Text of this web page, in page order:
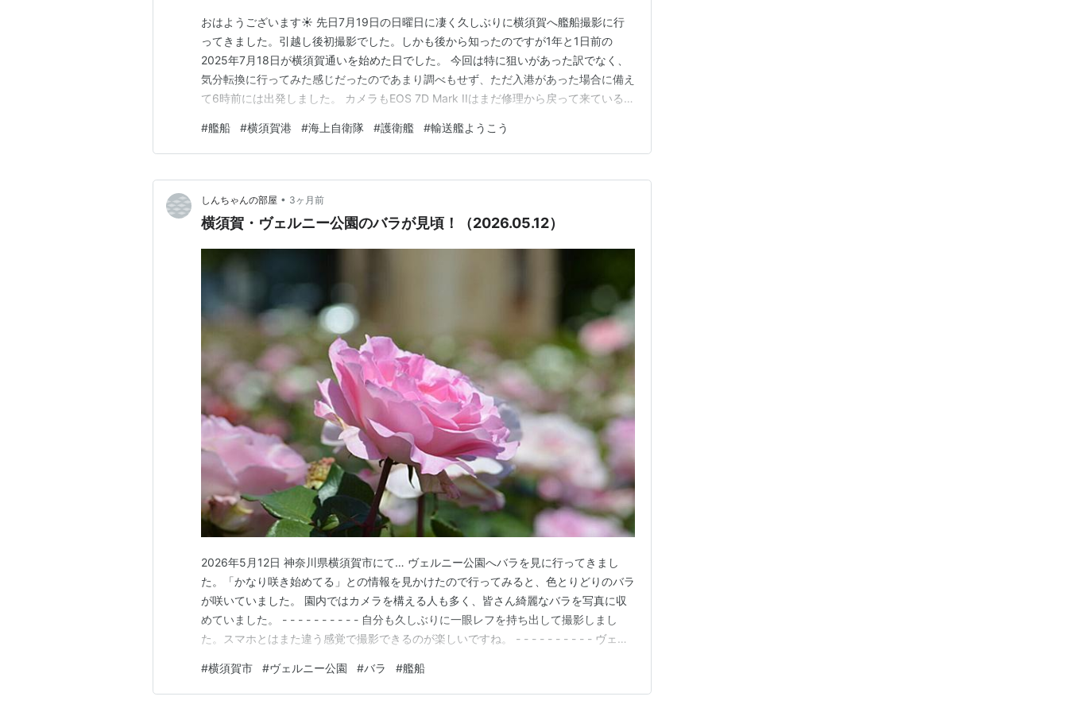
おはようございます☀️ 先日7月19日の日曜日に凄く久しぶりに横須賀へ艦船撮影に行
ってきました。引越し後初撮影でした。しかも後から知ったのですが1年と1日前の
2025年7月18日が横須賀通いを始めた日でした。 今回は特に狙いがあった訳でなく、
気分転換に行ってみた感じだったのであまり調べもせず、ただ入港があった場合に備え
て6時前には出発しました。 カメラもEOS 7D Mark IIはまだ修理から戻って来ているも
後からいきなり動きがありました♫ 海上自衛隊 哨戒防備群 第1哨戒防備隊 (横須賀)も
がみ型 多機能護衛艦…
#艦船 #横須賀港 #海上自衛隊 #護衛艦 #輸送艦ようこう
しんちゃんの部屋 • 3ヶ月前
横須賀・ヴェルニー公園のバラが見頃！（2026.05.12）
2026年5月12日 神奈川県横須賀市にて… ヴェルニー公園へバラを見に行ってきまし
た。「かなり咲き始めてる」との情報を見かけたので行ってみると、色とりどりのバラ
が咲いていました。 園内ではカメラを構える人も多く、皆さん綺麗なバラを写真に収
めていました。 - - - - - - - - - - 自分も久しぶりに一眼レフを持ち出して撮影しまし
た。スマホとはまた違う感覚で撮影できるのが楽しいですね。 - - - - - - - - - - ヴェル
の向こうに見える艦船は、横須賀らしさを感じる組み合わせで、個人的にとても好き…
#横須賀市 #ヴェルニー公園 #バラ #艦船